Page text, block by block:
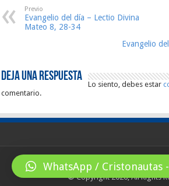
Previo
Evangelio del día – Lectio Divina
Mateo 8, 28-34
Evangelio
Deja una respuesta
Lo siento, debes estar
comentario.
© Copyright 2026, All Rights
WhatsApp / Cristonautas